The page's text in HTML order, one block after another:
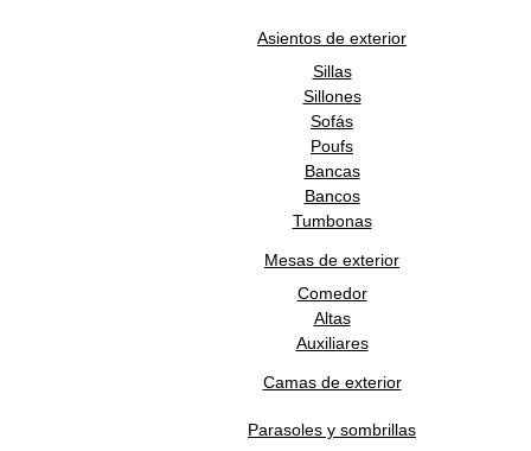
Asientos de exterior
Sillas
Sillones
Sofás
Poufs
Bancas
Bancos
Tumbonas
Mesas de exterior
Comedor
Altas
Auxiliares
Camas de exterior
Parasoles y sombrillas
Carlotta
Estudio Andreu
Andreu World
5 años
España
12 a 14 semanas
Butaca Carlotta